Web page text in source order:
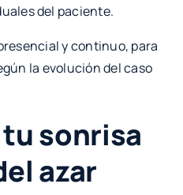
del paciente.
y continuo, para
la evolución del caso
sonrisa
azar